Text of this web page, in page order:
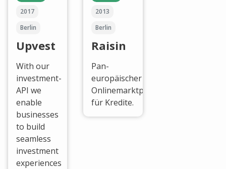
2017
Berlin
Upvest
With our
investment-
API we
enable
businesses
to build
seamless
investment
experiences
2013
Berlin
Raisin
Pan-
europäischer
Onlinemarktplatz
für Kredite.